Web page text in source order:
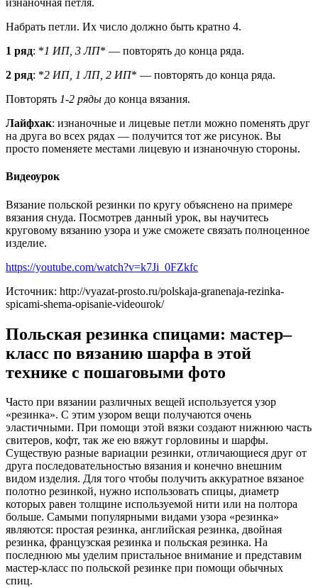
изнаночная петля.
Набрать петли. Их число должно быть кратно 4.
1 ряд: *1 ИП, 3 ЛП* — повторять до конца ряда.
2 ряд: *2 ИП, 1 ЛП, 2 ИП* — повторять до конца ряда.
Повторять 1-2 ряды до конца вязания.
Лайфхак: изнаночные и лицевые петли можно поменять друг
на друга во всех рядах — получится тот же рисунок. Вы
просто поменяете местами лицевую и изнаночную стороны.
Видеоурок
Вязание польской резинки по кругу объяснено на примере
вязания снуда. Посмотрев данный урок, вы научитесь
круговому вязанию узора и уже сможете связать полноценное
изделие.
https://youtube.com/watch?v=k7Ji_0FZkfc
Источник: http://vyazat-prosto.ru/polskaja-granenaja-rezinka-
spicami-shema-opisanie-videourok/
Польская резинка спицами: мастер–
класс по вязанию шарфа в этой
технике с пошаговыми фото
Часто при вязании различных вещей используется узор
«резинка». С этим узором вещи получаются очень
эластичными. При помощи этой вязки создают нижнюю часть
свитеров, кофт, так же ею вяжут горловины и шарфы.
Существую разные вариации резинки, отличающиеся друг от
друга последовательностью вязания и конечно внешним
видом изделия. Для того чтобы получить аккуратное вязаное
полотно резинкой, нужно использовать спицы, диаметр
которых равен толщине используемой нити или на полтора
больше. Самыми популярными видами узора «резинка»
являются: простая резинка, английская резинка, двойная
резинка, французская резинка и польская резинка. На
последнюю мы уделим пристальное внимание и представим
мастер-класс по польской резинке при помощи обычных
спиц.